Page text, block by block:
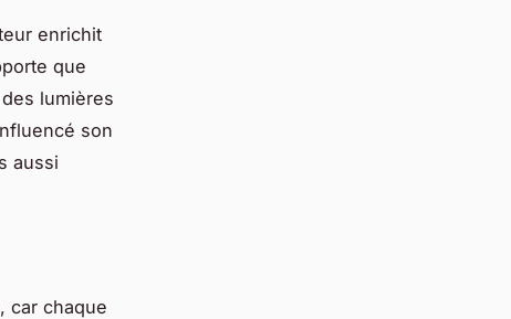
enrichit
que
lumières
son
aussi
car chaque